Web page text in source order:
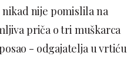
nije pomislila na
priča o tri muškarca
- odgajatelja u vrtiću